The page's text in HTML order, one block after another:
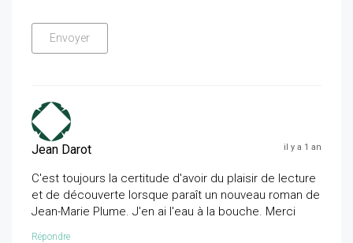
Jean Darot il y a 1 an
C'est toujours la certitude d'avoir du plaisir de lecture
et de découverte lorsque paraît un nouveau roman de
Jean-Marie Plume. J'en ai l'eau à la bouche. Merci
Répondre